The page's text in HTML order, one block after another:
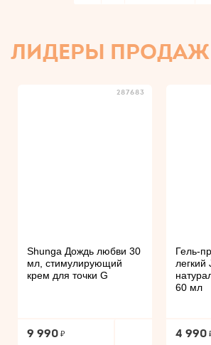
ЛИДЕРЫ ПРОДАЖ
287683
Shunga Дождь любви 30
мл, стимулирующий
крем для точки G
9 990
Гель-
легкий
60 мл
4 990